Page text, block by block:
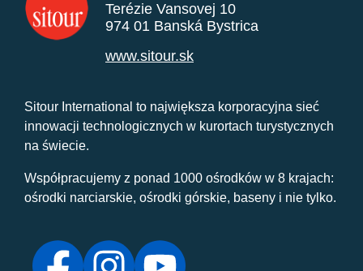
Terézie Vansovej 10
974 01 Banská Bystrica
www.sitour.sk
Sitour International to największa korporacyjna sieć
innowacji technologicznych w kurortach turystycznych
na świecie.
Współpracujemy z ponad 1000 ośrodków w 8 krajach:
ośrodki narciarskie, ośrodki górskie, baseny i nie tylko.